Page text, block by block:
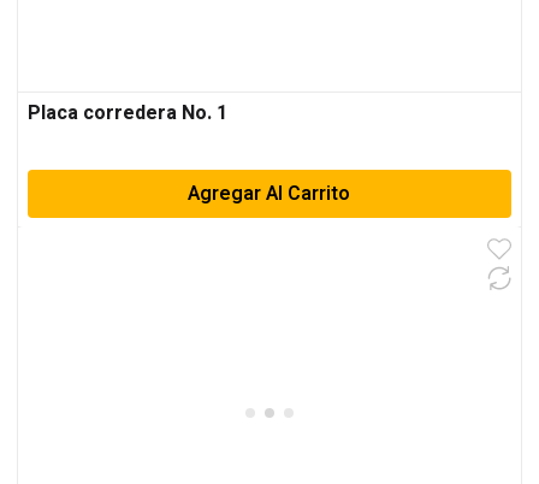
Placa corredera No. 1
Agregar Al Carrito